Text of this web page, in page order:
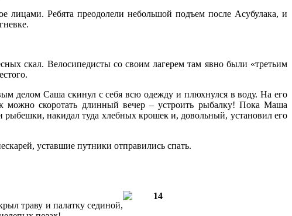
Ребята преодолели небольшой подъем после Асубулака, и
скал. Велосипедисты со своим лагерем там явно были «третьим
делом Саша скинул с себя всю одежду и плюхнулся в воду. На его
можно скоротать длинный вечер – устроить рыбалку! Пока Маша
рыбешки, накидал туда хлебных крошек и, довольный, установил его
уставшие путники отправились спать.
траву и палатку сединой,